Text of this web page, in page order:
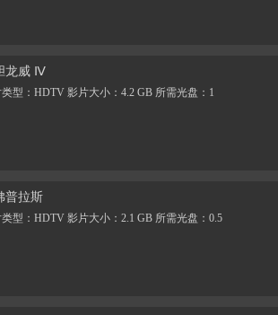
龙威 Ⅳ
型：HDTV 影片大小：4.2 GB 所需光盘：1
普拉斯
型：HDTV 影片大小：2.1 GB 所需光盘：0.5